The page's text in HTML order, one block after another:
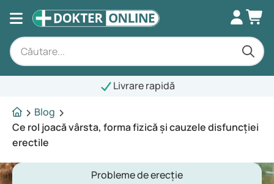
Blog
Ce rol joacă vârsta, forma fizică și cauzele disfuncției
erectile
Probleme de erecție